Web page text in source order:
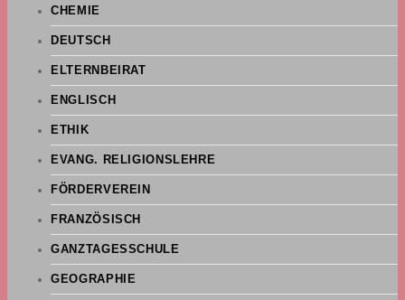
CHEMIE
DEUTSCH
ELTERNBEIRAT
ENGLISCH
ETHIK
EVANG. RELIGIONSLEHRE
FÖRDERVEREIN
FRANZÖSISCH
GANZTAGESSCHULE
GEOGRAPHIE